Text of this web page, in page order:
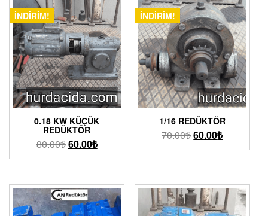
İNDIRIM!
0.18 KW KÜÇÜK
REDÜKTÖR
80.00₺60.00₺
İNDIRIM!
1/16 REDÜKTÖR
70.00₺60.00₺